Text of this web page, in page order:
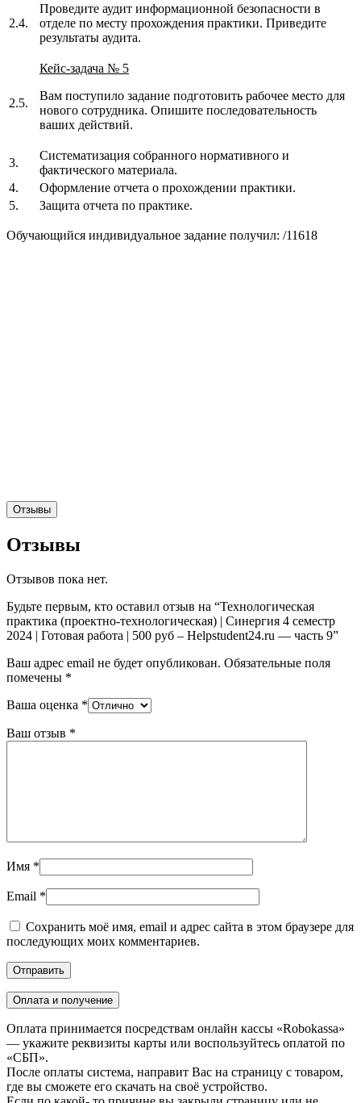
2.4.
Проведите аудит информационной безопасности в
отделе по месту прохождения практики. Приведите
результаты аудита.
2.5.
Кейс-задача № 5
Вам поступило задание подготовить рабочее место для
нового сотрудника. Опишите последовательность
ваших действий.
3.
Систематизация собранного нормативного и
фактического материала.
4.
Оформление отчета о прохождении практики.
5.
Защита отчета по практике.
Обучающийся индивидуальное задание получил: /11618
Отзывы
Отзывы
Отзывов пока нет.
Будьте первым, кто оставил отзыв на “Технологическая
практика (проектно-технологическая) | Синергия 4 семестр
2024 | Готовая работа | 500 руб – Helpstudent24.ru — часть 9”
Ваш адрес email не будет опубликован. Обязательные поля
помечены *
Ваша оценка *
Ваш отзыв *
Имя *
Email *
Сохранить моё имя, email и адрес сайта в этом браузере для
последующих моих комментариев.
Оплата и получение
Оплата принимается посредствам онлайн кассы «Robokassa»
— укажите реквизиты карты или воспользуйтесь оплатой по
«СБП».
После оплаты система, направит Вас на страницу с товаром,
где вы сможете его скачать на своё устройство.